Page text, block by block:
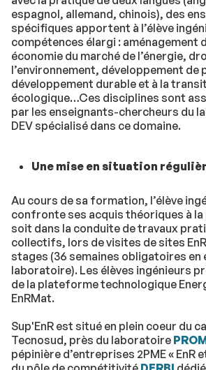
espagnol, allemand, chinois), des
spécifiques apportent à l’élève
compétences élargi : aménagement
économie du marché de l’énergie,
l’environnement, développement de
développement durable et à la
écologique…Ces disciplines sont
par les enseignants-chercheurs du
DEV spécialisé dans ce domaine.
Une mise en situation
Au cours de sa formation, l’élève
confronte ses acquis théoriques à
soit dans la conduite de travaux
collectifs, lors de visites de sites
stages (36 semaines obligatoires en
laboratoire). Les élèves ingénieurs
de la plateforme technologique
EnRMat.
Sup'EnR est situé en plein coeur du
Tecnosud, près du laboratoire
pépinière d’entreprises 2PME « EnR